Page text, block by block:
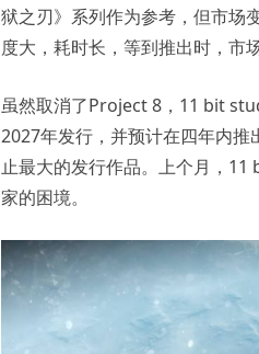
狱之刃》系列作为参考，但市场
度大，耗时长，等到推出时，市
虽然取消了Project 8，11 bit
2027年发行，并预计在四年内
止最大的发行作品。上个月，
家的困境。